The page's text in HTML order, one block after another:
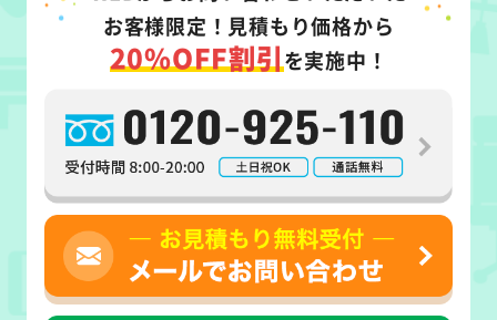
お客様限定！ 見積もり価格から
20%OFF割引を実施中！